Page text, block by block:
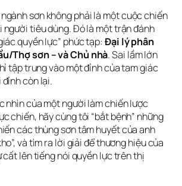
sơn không phải là một cuộc chiến
người tiêu dùng. Đó là một trận đánh
quyền lực” phức tạp: Đại lý phân
Thợ sơn – và Chủ nhà. Sai lầm lớn
tập trung vào một đỉnh của tam giác
đỉnh còn lại.
nhìn của một người làm chiến lược
chiến, hãy cùng tôi “bắt bệnh” những
các thùng sơn tâm huyết của anh
và tìm ra lời giải để thương hiệu của
cất lên tiếng nói quyền lực trên thị